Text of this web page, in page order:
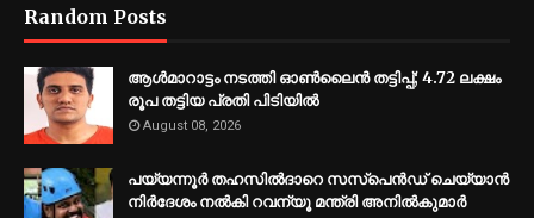
Random Posts
ആൾമാറാട്ടം നടത്തി ഓൺലൈൻ തട്ടിപ്പ്; 4.72 ലക്ഷം
രൂപ തട്ടിയ പ്രതി പിടിയിൽ
August 08, 2026
പയ്യന്നൂർ തഹസിൽദാറെ സസ്പെൻഡ് ചെയ്യാൻ
നിർദേശം നൽകി റവന്യൂ മന്ത്രി അനിൽകുമാർ